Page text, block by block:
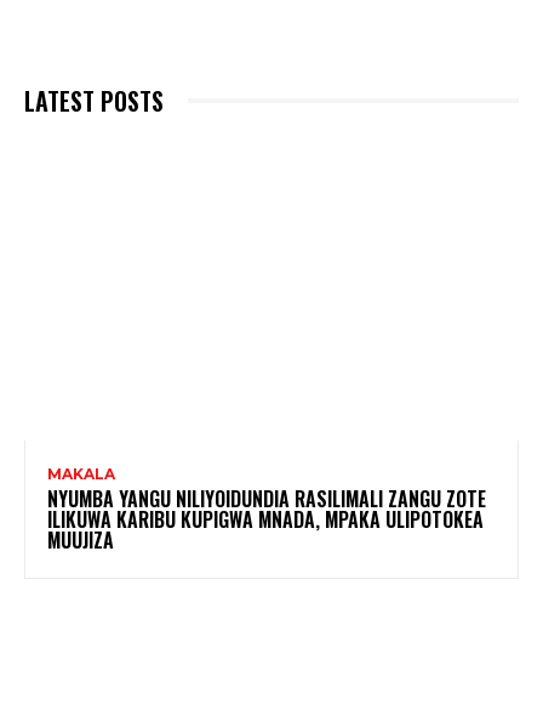
LATEST POSTS
MAKALA
NYUMBA YANGU NILIYOIDUNDIA RASILIMALI ZANGU ZOTE
ILIKUWA KARIBU KUPIGWA MNADA, MPAKA ULIPOTOKEA
MUUJIZA